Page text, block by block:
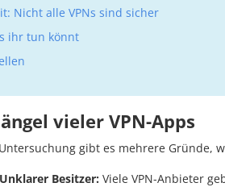
Nicht alle VPNs sind sicher
ihr tun könnt
vieler VPN-Apps
gibt es mehrere Gründe,
Besitzer: Viele VPN-Anbieter